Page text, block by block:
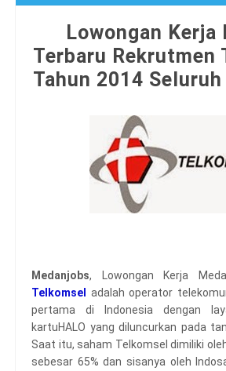
Lowongan Kerja
Terbaru Rekrutmen
Tahun 2014
Medanjobs, Lowongan Kerja
Telkomsel
adalah operator
pertama di Indonesia dengan
kartuHALO yang diluncurkan pada
Saat itu, saham Telkomsel dimiliki
sebesar 65% dan sisanya oleh